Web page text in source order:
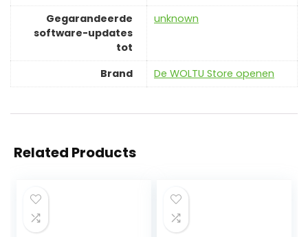
Gegarandeerde
software-updates
tot
‎unknown
Brand De WOLTU Store openen
Related Products